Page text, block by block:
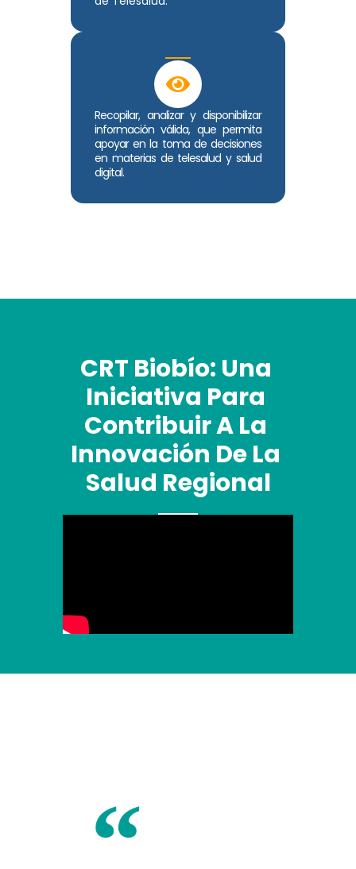
Recopilar, analizar y disponibilizar
información válida, que permita
apoyar en la toma de decisiones
en materias de telesalud y salud
digital.
CRT Biobío: Una
Iniciativa Para
Contribuir A La
Innovación De La
Salud Regional